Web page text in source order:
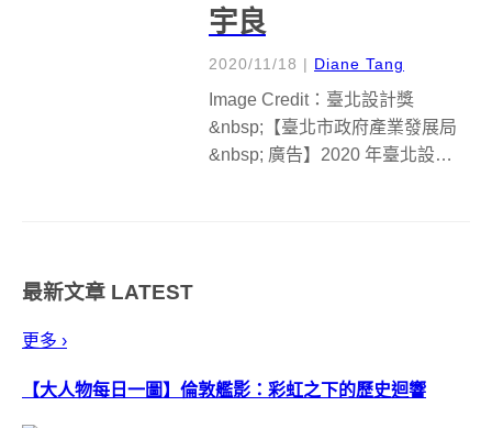
宇良
2020/11/18 | Diane Tang
Image Credit：臺北設計獎
&nbsp;【臺北市政府產業發展局
&nbsp; 廣告】2020 年臺北設計獎
最新文章 LATEST
更多 ›
【大人物每日一圖】倫敦艦影：彩虹之下的歷史迴響